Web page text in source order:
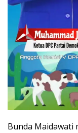
Bunda Maidawati